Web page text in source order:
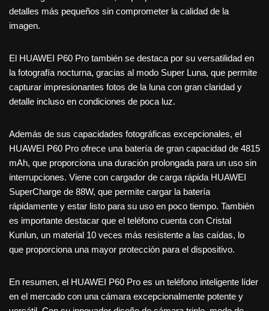
detalles más pequeños sin comprometer la calidad de la
imagen.
El HUAWEI P60 Pro también se destaca por su versatilidad en
la fotografía nocturna, gracias al modo Super Luna, que permite
capturar impresionantes fotos de la luna con gran claridad y
detalle incluso en condiciones de poca luz.
Además de sus capacidades fotográficas excepcionales, el
HUAWEI P60 Pro ofrece una batería de gran capacidad de 4815
mAh, que proporciona una duración prolongada para un uso sin
interrupciones. Viene con cargador de carga rápida HUAWEI
SuperCharge de 88W, que permite cargar la batería
rápidamente y estar listo para su uso en poco tiempo. También
es importante destacar que el teléfono cuenta con Cristal
Kunlun, un material 10 veces más resistente a las caídas, lo
que proporciona una mayor protección para el dispositivo.
En resumen, el HUAWEI P60 Pro es un teléfono inteligente líder
en el mercado con una cámara excepcionalmente potente y